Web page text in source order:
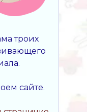
троих
сайте.